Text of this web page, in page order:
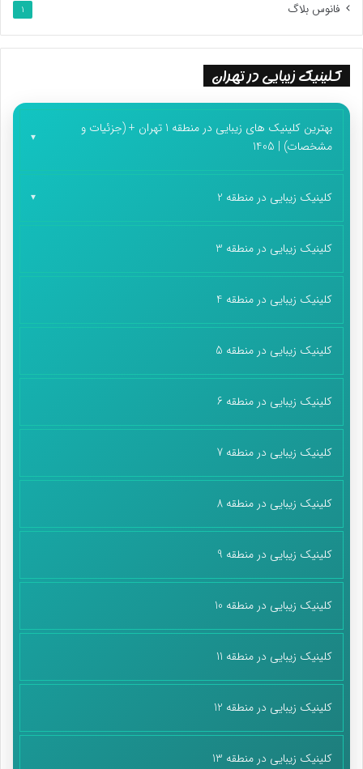
فانوس بلاگ 1
کلینیک زیبایی در تهران
بهترین کلینیک های زیبایی در منطقه 1 تهران + (جزئیات و
مشخصات) | 1405
کلینیک زیبایی در منطقه 2
کلینیک زیبایی در منطقه 3
کلینیک زیبایی در منطقه 4
کلینیک زیبایی در منطقه 5
کلینیک زیبایی در منطقه 6
کلینیک زیبایی در منطقه 7
کلینیک زیبایی در منطقه 8
کلینیک زیبایی در منطقه 9
کلینیک زیبایی در منطقه 10
کلینیک زیبایی در منطقه 11
کلینیک زیبایی در منطقه 12
کلینیک زیبایی در منطقه 13